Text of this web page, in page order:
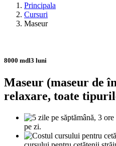
Principala
Cursuri
Maseur
8000 mdl3 luni
Maseur (maseur de
relaxare, toate
pe zi.